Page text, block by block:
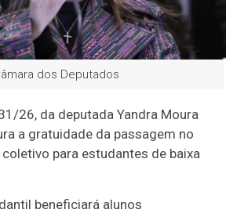
dos Deputados
26, da deputada Yandra Moura
a gratuidade da passagem no
para estudantes de baixa
beneficiará alunos